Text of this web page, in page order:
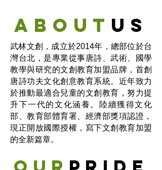
about us
武林文創，成立於2014年，總部位於台
灣台北，是專業從事唐詩、武術、國學
教學與研究的文創教育加盟品牌，首創
唐詩功夫文化創意教育系統。近年致力
於推動最適合兒童的文創教育，努力提
升下一代的文化涵養。陸續獲得文化
部、教育部體育署、經濟部獎項認證，
現正開放國際授權，寫下文創教育加盟
的全新篇章。